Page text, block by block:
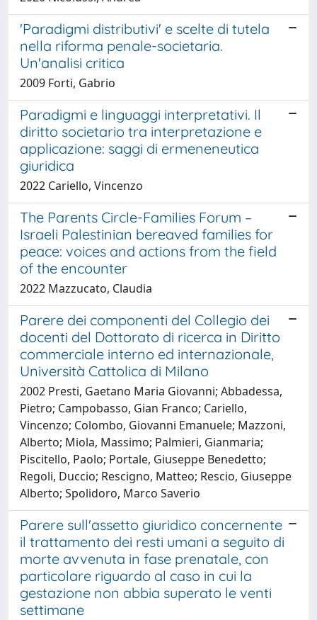
'Paradigmi distributivi' e scelte di tutela
nella riforma penale-societaria.
Un'analisi critica
2009 Forti, Gabrio
Paradigmi e linguaggi interpretativi. Il
diritto societario tra interpretazione e
applicazione: saggi di ermeneneutica
giuridica
2022 Cariello, Vincenzo
The Parents Circle-Families Forum –
Israeli Palestinian bereaved families for
peace: voices and actions from the field
of the encounter
2022 Mazzucato, Claudia
Parere dei componenti del Collegio dei
docenti del Dottorato di ricerca in Diritto
commerciale interno ed internazionale,
Università Cattolica di Milano
2002 Presti, Gaetano Maria Giovanni; Abbadessa,
Pietro; Campobasso, Gian Franco; Cariello,
Vincenzo; Colombo, Giovanni Emanuele; Mazzoni,
Alberto; Miola, Massimo; Palmieri, Gianmaria;
Piscitello, Paolo; Portale, Giuseppe Benedetto;
Regoli, Duccio; Rescigno, Matteo; Rescio, Giuseppe
Alberto; Spolidoro, Marco Saverio
Parere sull'assetto giuridico concernente
il trattamento dei resti umani a seguito di
morte avvenuta in fase prenatale, con
particolare riguardo al caso in cui la
gestazione non abbia superato le venti
settimane